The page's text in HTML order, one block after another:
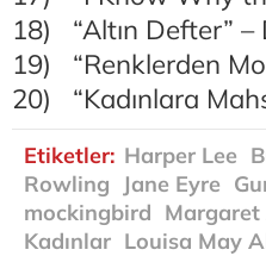
18) “Altın Defter” –
19) “Renklerden
20) “Kadınlara
Etiketler: Harper Lee
Rowling
Jane Eyre
mockingbird
Kadınlar Louisa May